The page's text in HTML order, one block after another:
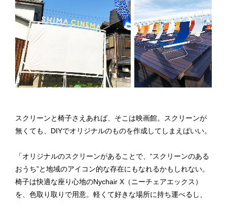
スクリーンと椅子さえあれば、そこは映画館。スクリーンが
無くても、DIYでオリジナルのものを作成してしまえばいい。
「オリジナルのスクリーンがあることで、“スクリーンのある
おうち”と地域のアイコン的な存在にもなれるかもしれない。
椅子は快適な座り心地のNychair X（ニーチェアエックス）
を、色取り取りで用意。軽くて好きな場所に持ち運べるし、